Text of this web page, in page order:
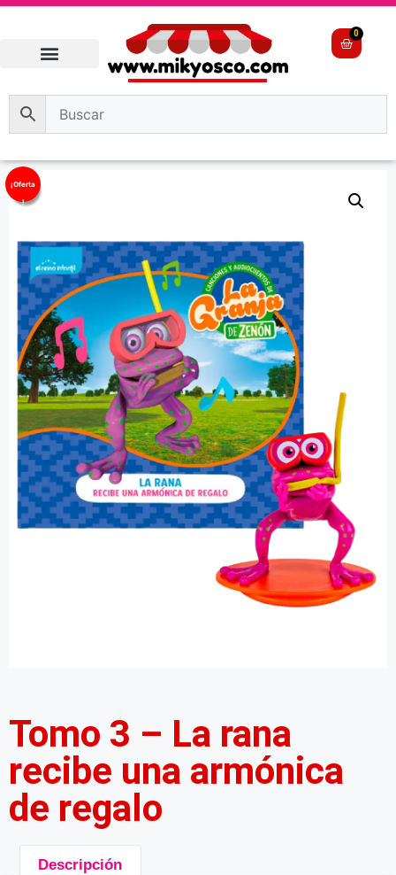
0
¡Oferta
!
Tomo 3 – La rana
recibe una armónica
de regalo
Descripción